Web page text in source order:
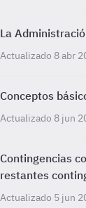
La
Actualizado 8 abr
Conceptos
Actualizado 8 jun
Contingencias
restantes
Actualizado 5 jun